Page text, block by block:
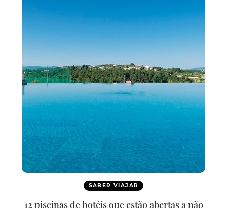
SABER VIAJAR
12 piscinas de hotéis que estão abertas a não